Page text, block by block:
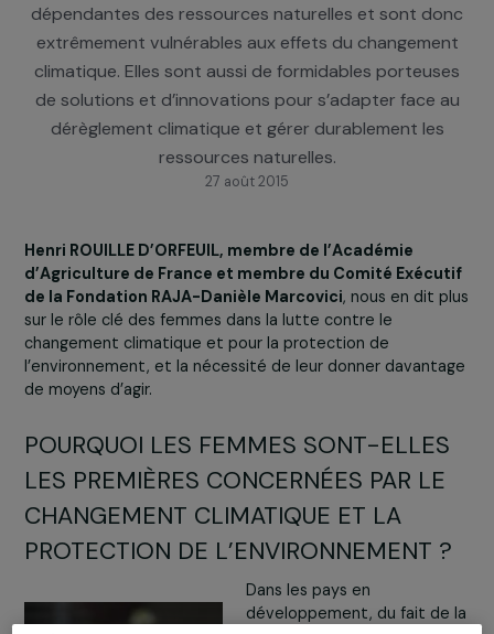
leur travail et leurs activités quotidiennes – sont
dépendantes des ressources naturelles et sont
extrêmement vulnérables aux effets du
climatique. Elles sont aussi de formidables
de solutions et d’innovations pour s’adapter face
dérèglement climatique et gérer durablement les
27 août 2015
Henri ROUILLE D’ORFEUIL, membre de l’Académie
d’Agriculture de France et membre du Comité
de la Fondation RAJA-Danièle Marcovici , nous en dit
sur le rôle clé des femmes dans la lutte contre le
l’environnement, et la nécessité de leur donner
de moyens d’agir.
POURQUOI LES FEMMES SONT-
LES PREMIÈRES CONCERNÉES PAR LE
CHANGEMENT CLIMATIQUE ET LA